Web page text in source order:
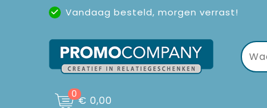
Vandaag besteld, morgen verrast!
Uitstekende reviews(4,6/5)
0€ 0,00